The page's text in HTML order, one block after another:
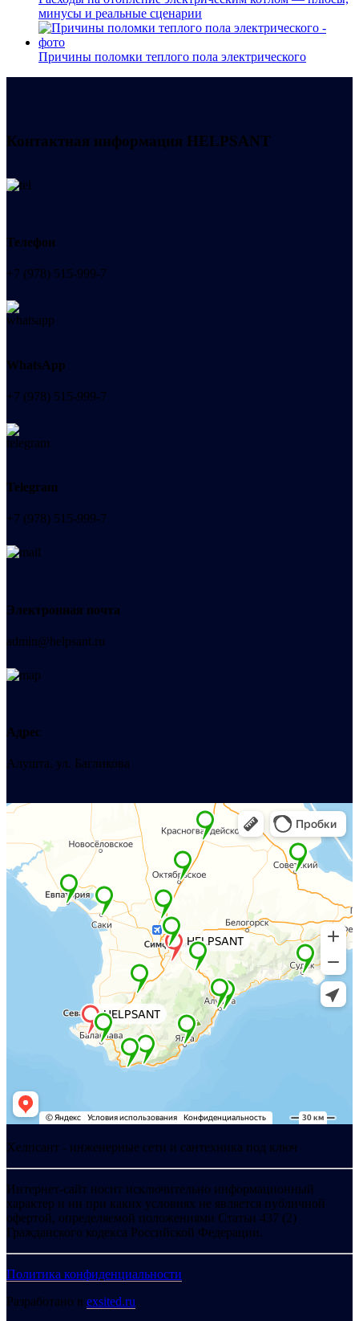
минусы и реальные сценарии
Причины поломки теплого пола электрического
Контактная информация HELPSANT
Телефон
+7 (978) 515-999-7
WhatsApp
+7 (978) 515-999-7
Telegram
+7 (978) 515-999-7
Электронная почта
admin@helpsant.ru
Адрес
Алушта, ул. Багликова
Хелпсант - инженерные сети и сантехника под ключ
Интернет-сайт носит исключительно информационный
характер и ни при каких условиях не является публичной
офертой, определяемой положениями Статьи 437 (2)
Гражданского кодекса Российской Федерации.
Политика конфиденциальности
Разработано в exsited.ru